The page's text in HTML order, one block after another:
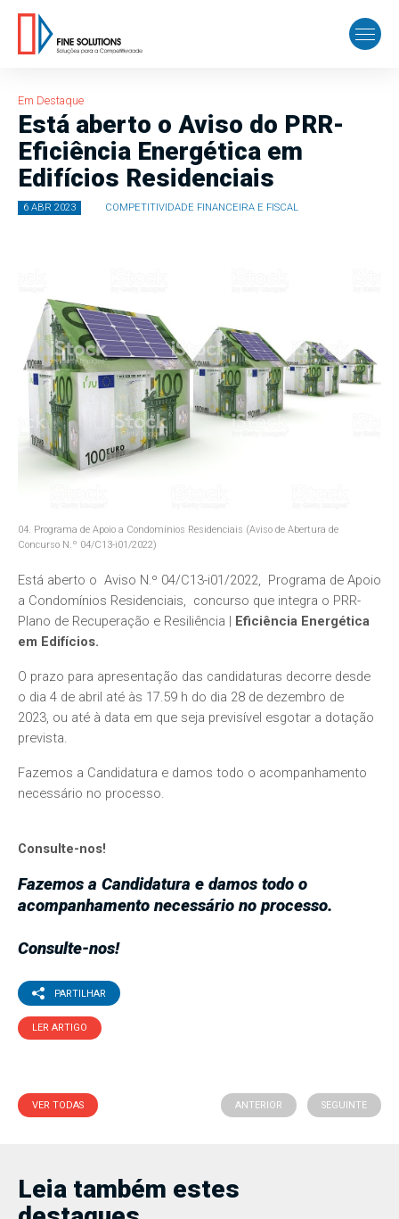
Em Destaque
Está aberto o Aviso do PRR-
Eficiência Energética em
Edifícios Residenciais
6 ABR 2023 COMPETITIVIDADE FINANCEIRA E FISCAL
04. Programa de Apoio a Condomínios Residenciais (Aviso de Abertura de
Concurso N.º 04/C13-i01/2022)
Está aberto o Aviso N.º 04/C13-i01/2022, Programa de Apoio
a Condomínios Residenciais, concurso que integra o PRR-
Plano de Recuperação e Resiliência | Eficiência Energética
em Edifícios.
O prazo para apresentação das candidaturas decorre desde
o dia 4 de abril até às 17.59 h do dia 28 de dezembro de
2023, ou até à data em que seja previsível esgotar a dotação
prevista.
Fazemos a Candidatura e damos todo o acompanhamento
necessário no processo.
Consulte-nos!
Fazemos a Candidatura e damos todo o
acompanhamento necessário no processo.
Consulte-nos!
PARTILHAR
LER ARTIGO
VER TODAS ANTERIOR SEGUINTE
Leia também estes